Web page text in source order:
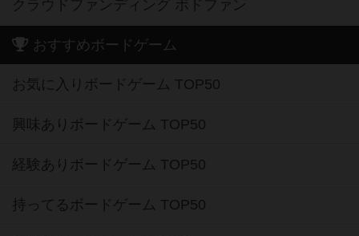
クラウドファンディング ボドファン
おすすめボードゲーム
お気に入りボードゲーム TOP50
興味ありボードゲーム TOP50
経験ありボードゲーム TOP50
持ってるボードゲーム TOP50